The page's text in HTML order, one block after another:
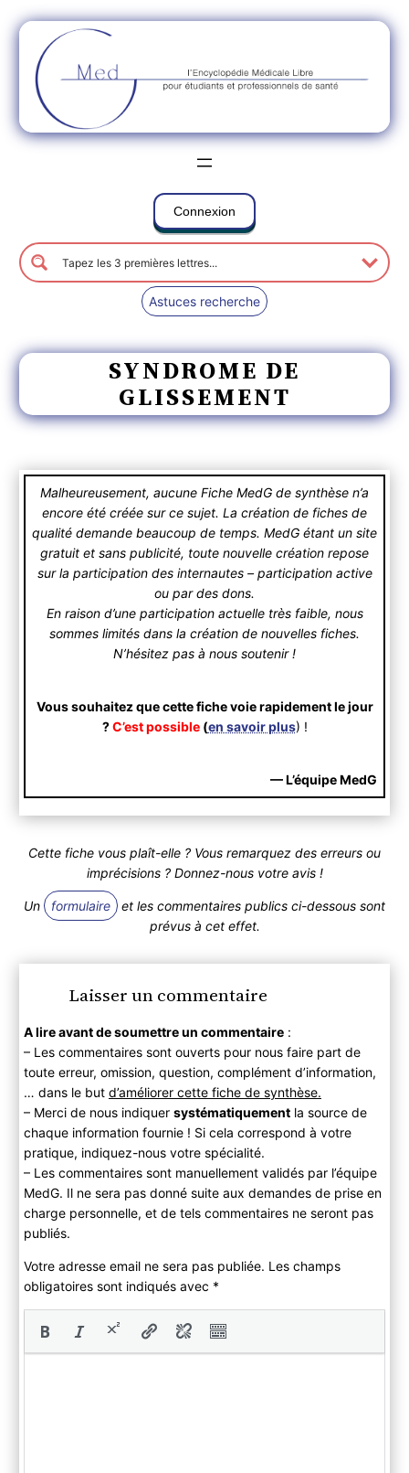
Connexion
Astuces recherche
SYNDROME DE
GLISSEMENT
Malheureusement, aucune Fiche MedG de synthèse n’a
encore été créée sur ce sujet. La création de fiches de
qualité demande beaucoup de temps. MedG étant un site
gratuit et sans publicité, toute nouvelle création repose
sur la participation des internautes – participation active
ou par des dons.
En raison d’une participation actuelle très faible, nous
sommes limités dans la création de nouvelles fiches.
N’hésitez pas à nous soutenir !
Vous souhaitez que cette fiche voie rapidement le jour
?C’est possible(en savoir plus) !
— L’équipe MedG
Cette fiche vous plaît-elle ? Vous remarquez des erreurs ou
imprécisions ? Donnez-nous votre avis !
Un formulaire
et les commentaires publics ci-dessous sont
prévus à cet effet.
Laisser un commentaire
A lire avant de soumettre un commentaire:
– Les commentaires sont ouverts pour nous faire part de
toute erreur, omission, question, complément d’information,
… dans le but d’améliorer cette fiche de synthèse.
– Merci de nous indiquer systématiquementla source de
chaque information fournie ! Si cela correspond à votre
pratique, indiquez-nous votre spécialité.
– Les commentaires sont manuellement validés par l’équipe
MedG. Il ne sera pas donné suite aux demandes de prise en
charge personnelle, et de tels commentaires ne seront pas
publiés.
Votre adresse email ne sera pas publiée. Les champs
obligatoires sont indiqués avec *